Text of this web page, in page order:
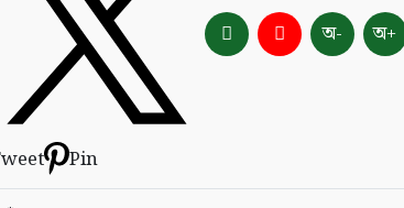
Pin
অ- অ+